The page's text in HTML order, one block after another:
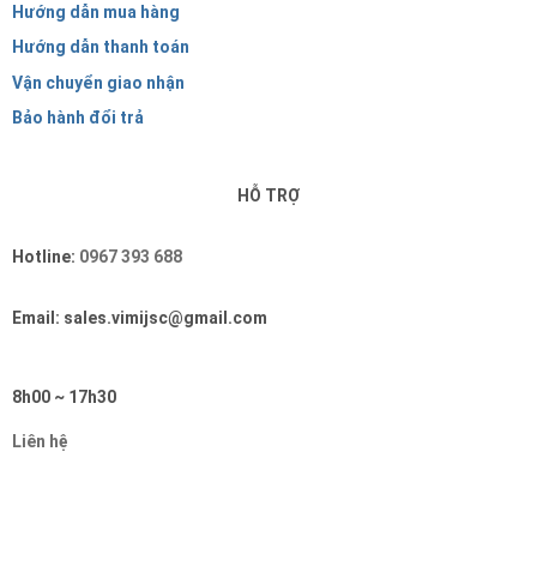
Hướng dẫn mua hàng
Hướng dẫn thanh toán
Vận chuyển giao nhận
Bảo hành đổi trả
HỖ TRỢ
Hotline: 0967 393 688
Email: sales.vimijsc@gmail.com
8h00 ~ 17h30
Liên hệ